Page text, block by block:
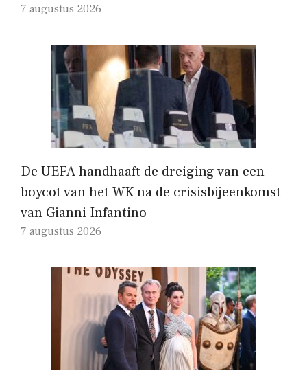
7 augustus 2026
De UEFA handhaaft de dreiging van een
boycot van het WK na de crisisbijeenkomst
van Gianni Infantino
7 augustus 2026